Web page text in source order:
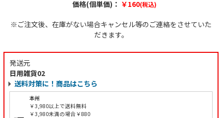
価格(個単価)： ￥160(税込)
※ご注文後、在庫がない場合キャンセル等のご連絡をさせていた
だきます。
発送元
日用雑貨02
送料対策に！商品はこちら
本州
￥3,980以上で送料無料
￥3,980未満の場合￥880